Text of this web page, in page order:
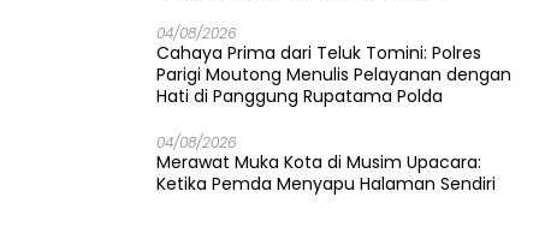
04/08/2026
Cahaya Prima dari Teluk Tomini: Polres
Parigi Moutong Menulis Pelayanan dengan
Hati di Panggung Rupatama Polda
04/08/2026
Merawat Muka Kota di Musim Upacara:
Ketika Pemda Menyapu Halaman Sendiri